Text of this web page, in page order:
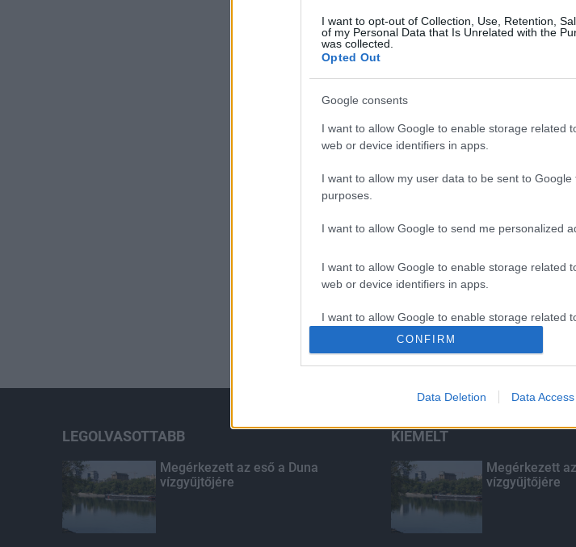
I want to opt-out of Collection, Use, Retention,
of my Personal Data that Is Unrelated with the
was collected.
Opted Out
Google consents
I want to allow Google to enable storage related
web or device identifiers in apps.
I want to allow my user data to be sent to
purposes.
I want to allow Google to send me personalized
I want to allow Google to enable storage related
web or device identifiers in apps.
I want to allow Google to enable storage related
I want to allow Google to enable storage related
I want to allow Google to enable storage related
CONFIRM
Data Deletion Data Access
LEGOLVASOTTABB
Megérkezett az eső a Duna
vízgyűjtőjére
KIEMELT
Megérkezett
vízgyűjtőjére